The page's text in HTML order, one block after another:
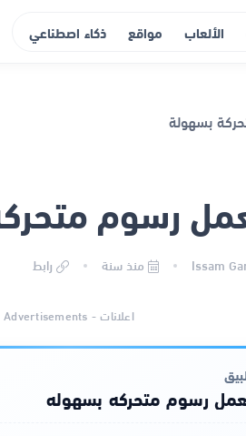
الألعاب مواقع ذكاء اصطناعي
رسوم
منذ سنة رابط
اعلانات - Advertisements
رسوم متحركه بسهوله